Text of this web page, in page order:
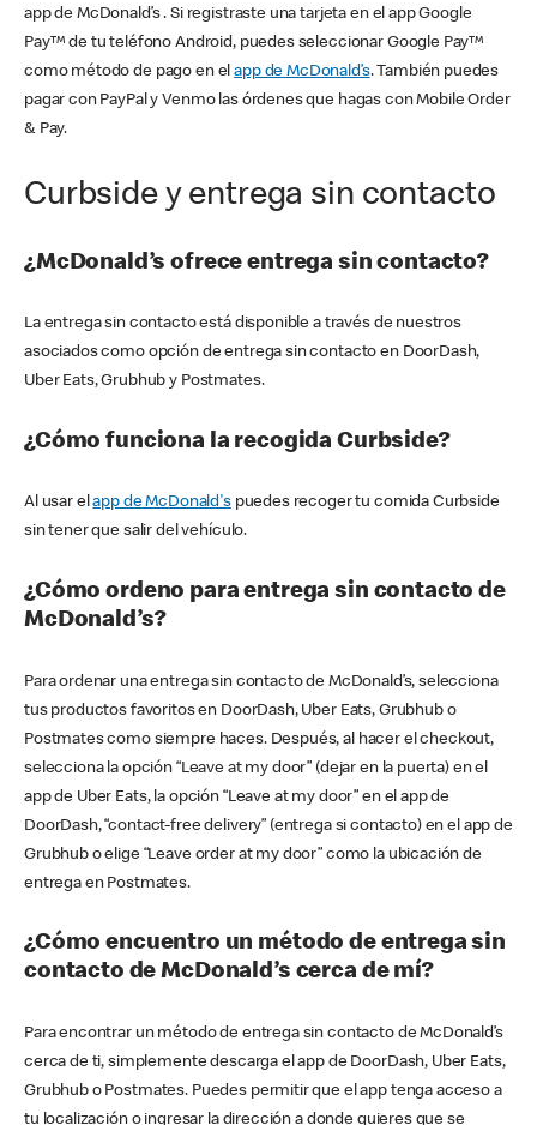
app de McDonald’s . Si registraste una tarjeta en el app Google
Pay™ de tu teléfono Android, puedes seleccionar Google Pay™
como método de pago en elapp de McDonald’s. También puedes
pagar con PayPal y Venmo las órdenes que hagas con Mobile Order
& Pay.
Curbside y entrega sin contacto
¿McDonald’s ofrece entrega sin contacto?
La entrega sin contacto está disponible a través de nuestros
asociados como opción de entrega sin contacto en DoorDash,
Uber Eats, Grubhub y Postmates.
¿Cómo funciona la recogida Curbside?
Al usar elapp de McDonald'spuedes recoger tu comida Curbside
sin tener que salir del vehículo.
¿Cómo ordeno para entrega sin contacto de
McDonald’s?
Para ordenar una entrega sin contacto de McDonald’s, selecciona
tus productos favoritos en DoorDash, Uber Eats, Grubhub o
Postmates como siempre haces. Después, al hacer el checkout,
selecciona la opción “Leave at my door” (dejar en la puerta) en el
app de Uber Eats, la opción “Leave at my door” en el app de
DoorDash, “contact-free delivery” (entrega si contacto) en el app de
Grubhub o elige “Leave order at my door” como la ubicación de
entrega en Postmates.
¿Cómo encuentro un método de entrega sin
contacto de McDonald’s cerca de mí?
Para encontrar un método de entrega sin contacto de McDonald’s
cerca de ti, simplemente descarga el app de DoorDash, Uber Eats,
Grubhub o Postmates. Puedes permitir que el app tenga acceso a
tu localización o ingresar la dirección a donde quieres que se